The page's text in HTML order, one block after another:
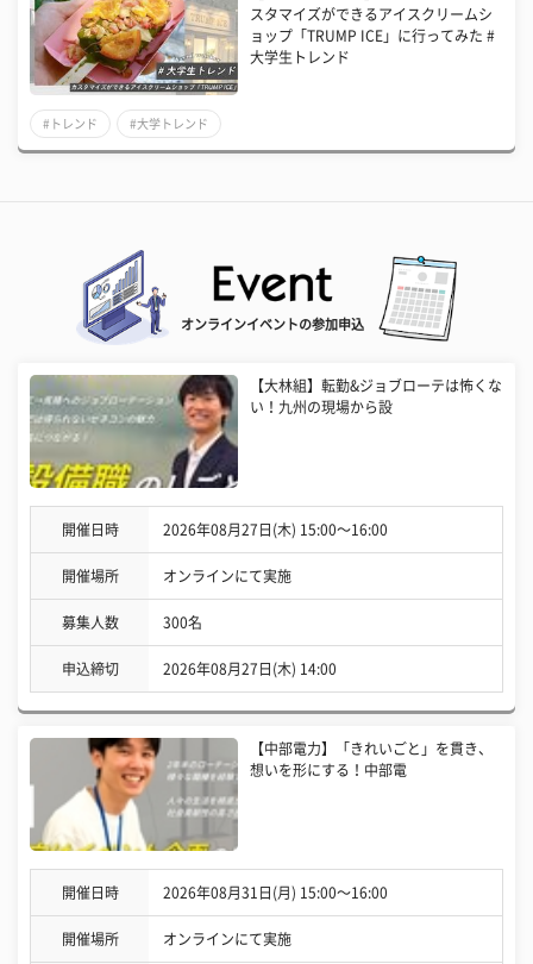
スタマイズができるアイスクリームシ
ョップ「TRUMP ICE」に行ってみた #
大学生トレンド
#トレンド #大学トレンド
オンラインイベントの参加申込
【大林組】転勤&ジョブローテは怖くな
い！九州の現場から設
開催日時 2026年08月27日(木) 15:00〜16:00
開催場所 オンラインにて実施
募集人数 300名
申込締切 2026年08月27日(木) 14:00
【中部電力】「きれいごと」を貫き、
想いを形にする！中部電
開催日時 2026年08月31日(月) 15:00〜16:00
開催場所 オンラインにて実施